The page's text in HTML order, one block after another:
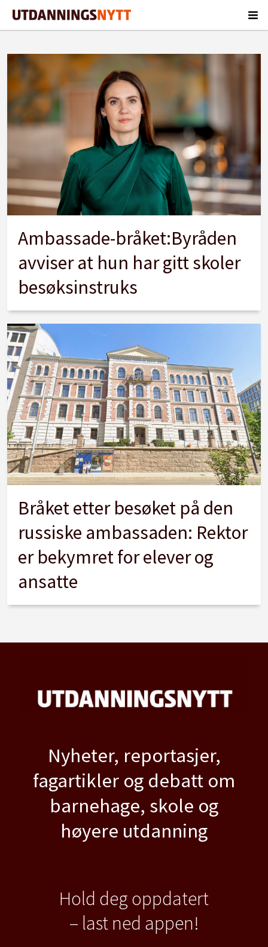
Tag:
vika
videregående
Ambassade-bråket:Byråden
avviser at hun har gitt skoler
besøksinstruks
Bråket etter besøket på den
russiske ambassaden: Rektor
er bekymret for elever og
ansatte
Nyheter, reportasjer,
fagartikler og debatt om
barnehage, skole og
høyere utdanning
Hold deg oppdatert
– last ned appen!